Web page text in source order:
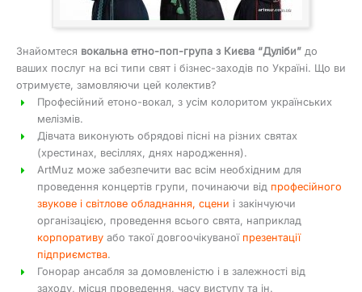
Знайомтеся вокальна етно-поп-група з Києва “Дуліби” до
ваших послуг на всі типи свят і бізнес-заходів по Україні. Що ви
отримуєте, замовляючи цей колектив?
Професійний етоно-вокал, з усім колоритом українських
мелізмів.
Дівчата виконують обрядові пісні на різних святах
(хрестинах, весіллях, днях народження).
ArtMuz може забезпечити вас всім необхідним для
проведення концертів групи, починаючи від професійного
звукове і світлове обладнання, сцени і закінчуючи
організацією, проведення всього свята, наприклад
корпоративуабо такої довгоочікуваної презентації
підприємства.
Гонорар ансабля за домовленістю і в залежності від
заходу, місця проведення, часу виступу та ін.